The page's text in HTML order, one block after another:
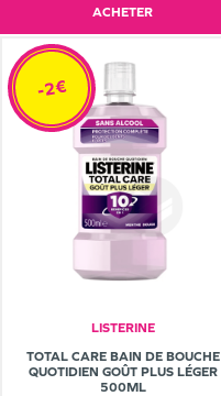
ACHETER
LISTERINE
TOTAL CARE BAIN DE BOUCHE
QUOTIDIEN GOÛT PLUS LÉGER
500ML
-2€